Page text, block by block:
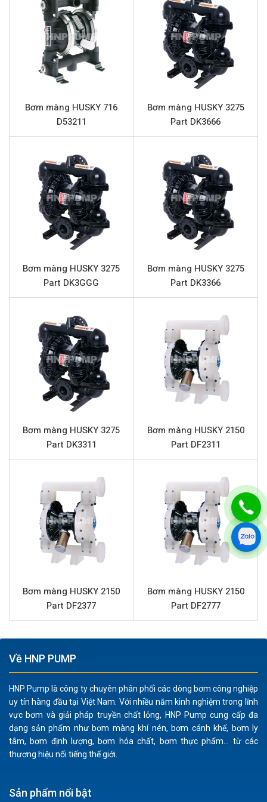
và vận hành an toàn, liên tục.
Thông số kỹ thuật HUSKY 1040 Part
D73966
Tên sản phẩm
Bơm màng HUSKY 1040 Part D73966
Bơm màng khí nén
Thương hiệu
HUSKY
Chất liệu thân bơm
Lưu lượng tối đa
159 lpm (lít/phút)
Áp lực tối đa
Đường cấp khí
3/4” (Kết nối ren)
Đầu hút và đẩy
1” (Kết nối ren)
Vật liệu màng
Vật liệu bi
Vật liệu đế bi
Nhựa Polypropylene
Chất rắn qua bơm tối đa
Đặc điểm nổi bật HUSKY 1040 Part
Độ bền vượt trội: Thân bơm và phần trung tâm được
chế tạo từ nhôm, đảm bảo khả năng chống chịu va
trường công nghiệp.
Khả năng tương thích hóa chất:
Màng và bi làm từ
Santoprene, kết hợp với đế bi Polypropylene, giúp
bơm có khả năng xử lý hiệu quả nhiều loại hóa chất,
dung môi và các chất lỏng có tính ăn mòn nhẹ mà
không bị hư hại.
áp lực 8.3 bar, bơm màng HUSKY 1040 Part D73966
cung cấp hiệu suất đáng tin cậy cho các quy trình
An toàn vận hành:Là loại bơm khí nén, bơm màng
HUSKY không tạo ra tia lửa điện, rất an toàn khi sử
dụng trong các môi trường dễ cháy nổ hoặc xử lý hóa
chất độc hại.
Xử lý chất lỏng đa dạng:Khả năng bơm các chất lỏng
có độ nhớt cao và chứa chất rắn lên đến 3.2 mm, mở
rộng phạm vi ứng dụng của sản phẩm.
Lắp đặt và bảo trì dễ dàng:
trở nên nhanh chóng và thuận tiện.
Bơm màng HUSKY 716
D53211
Bơm màng HUSKY 3275
Part DK3666
Bơm màng HUSKY 3275
Part DK3GGG
Bơm màng HUSKY 3275
Part DK3366
Bơm màng HUSKY 3275
Part DK3311
Bơm màng HUSKY 2150
Part DF2311
Bơm màng HUSKY 2150
Part DF2377
Bơm màng HUSKY 2150
Part DF2777
Về HNP PUMP
HNP Pump là công ty chuyên phân phối các dòng bơm công nghiệp
uy tín hàng đầu tại Việt Nam. Với nhiều năm kinh nghiệm trong lĩnh
vực bơm và giải pháp truyền chất lỏng, HNP Pump cung cấp đa
dạng sản phẩm như bơm màng khí nén, bơm cánh khế, bơm ly
tâm, bơm định lượng, bơm hóa chất, bơm thực phẩm... từ các
thương hiệu nổi tiếng thế giới.
Sản phẩm nổi bật